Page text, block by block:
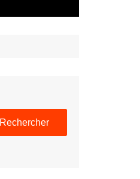
Rechercher